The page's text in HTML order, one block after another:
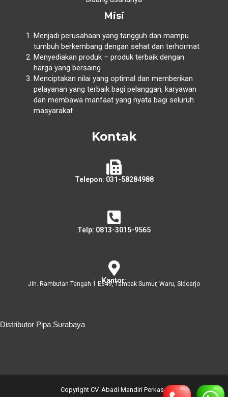
Misi
Menjadi perusahaan yang tangguh dan mampu
tumbuh berkembang dengan sehat dan terhormat
Menyediakan produk – produk terbaik dengan
harga yang bersaing
Menciptakan nilai yang optimal dan memberikan
pelayanan yang terbaik bagi pelanggan, karyawan
dan membawa manfaat yang nyata bagi seluruh
masyarakat
Kontak
Telepon: 031-58284988
Telp: 0813-3015-9565
Kantor:
Jln. Rambutan Tengah 1 E649, Tambak Sumur, Waru, Sidoarjo
Distributor Pipa Surabaya
Advertising Surabaya
Jasa Tank CleaningCopyright CV. Abadi Mandiri Perkasa